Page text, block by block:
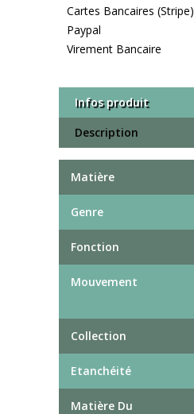
Cartes Bancaires (Stripe)
Paypal
Virement Bancaire
Infos produit
Description
Matière
Genre
Fonction
Mouvement
Collection
Etanchéité
Matière Du